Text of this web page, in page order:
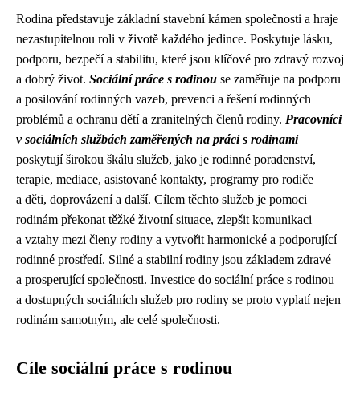
Rodina představuje základní stavební kámen společnosti a hraje
nezastupitelnou roli v životě každého jedince. Poskytuje lásku,
podporu, bezpečí a stabilitu, které jsou klíčové pro zdravý rozvoj
a dobrý život. Sociální práce s rodinou se zaměřuje na podporu
a posilování rodinných vazeb, prevenci a řešení rodinných
problémů a ochranu dětí a zranitelných členů rodiny. Pracovníci
v sociálních službách zaměřených na práci s rodinami
poskytují širokou škálu služeb, jako je rodinné poradenství,
terapie, mediace, asistované kontakty, programy pro rodiče
a děti, doprovázení a další. Cílem těchto služeb je pomoci
rodinám překonat těžké životní situace, zlepšit komunikaci
a vztahy mezi členy rodiny a vytvořit harmonické a podporující
rodinné prostředí. Silné a stabilní rodiny jsou základem zdravé
a prosperující společnosti. Investice do sociální práce s rodinou
a dostupných sociálních služeb pro rodiny se proto vyplatí nejen
rodinám samotným, ale celé společnosti.
Cíle sociální práce s rodinou